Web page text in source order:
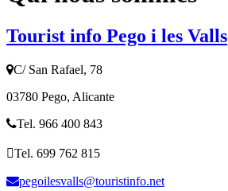
Tourist info Pego i les Valls
C/ San Rafael, 78
03780 Pego, Alicante
Tel. 966 400 843
Tel. 699 762 815
pegoilesvalls@touristinfo.net